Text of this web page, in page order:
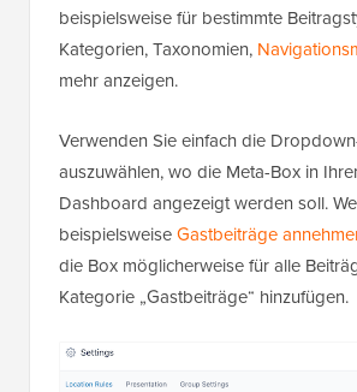
beispielsweise für bestimmte
Kategorien, Taxonomien,
mehr anzeigen.
Verwenden Sie einfach die
auszuwählen, wo die Meta-Box in
Dashboard angezeigt werden soll.
beispielsweiseGastbeiträge
die Box möglicherweise für alle
Kategorie „Gastbeiträge“ hinzufügen.